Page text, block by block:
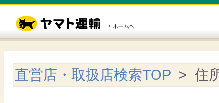
直営店・取扱店検索TOP > 住